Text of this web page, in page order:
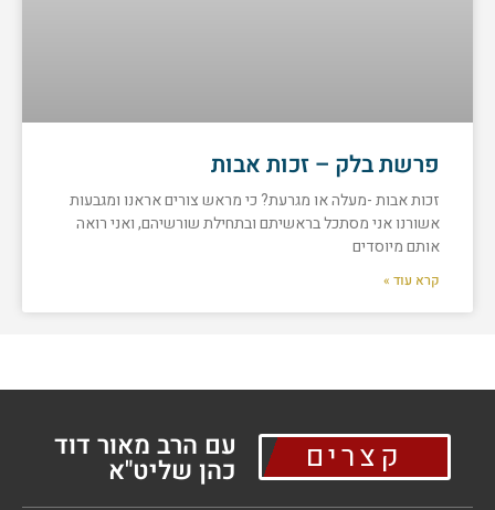
פרשת בלק – זכות אבות
זכות אבות -מעלה או מגרעת? כי מראש צורים אראנו ומגבעות
אשורנו אני מסתכל בראשיתם ובתחילת שורשיהם, ואני רואה
אותם מיוסדים
קרא עוד »
קצרים עם הרב מאור דוד
כהן שליט"א